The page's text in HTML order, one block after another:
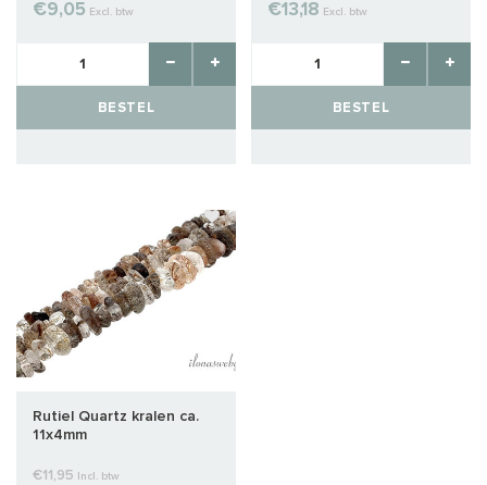
€9,05 Excl. btw
BESTEL
€13,18 Excl. btw
BESTEL
Rutiel Quartz kralen ca.
11x4mm
€11,95 Incl. btw